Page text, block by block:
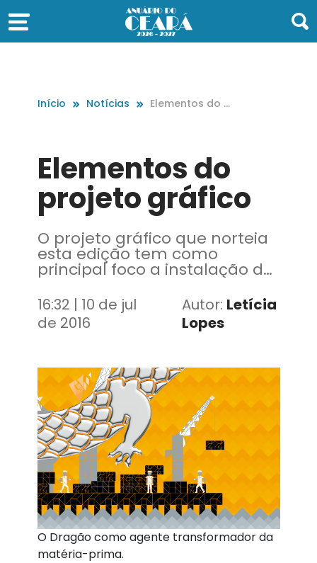
Início Notícias
Elementos do p
Elementos do
projeto gráfico
O projeto gráfico que norteia
esta edição tem como
principal foco a instalação da
CSP e a importância do ferro e
do aço para o progresso do
Ceará.
16:32 | 10 de jul
de 2016
Autor: Letícia
Lopes
O Dragão como agente transformador da
matéria-prima.